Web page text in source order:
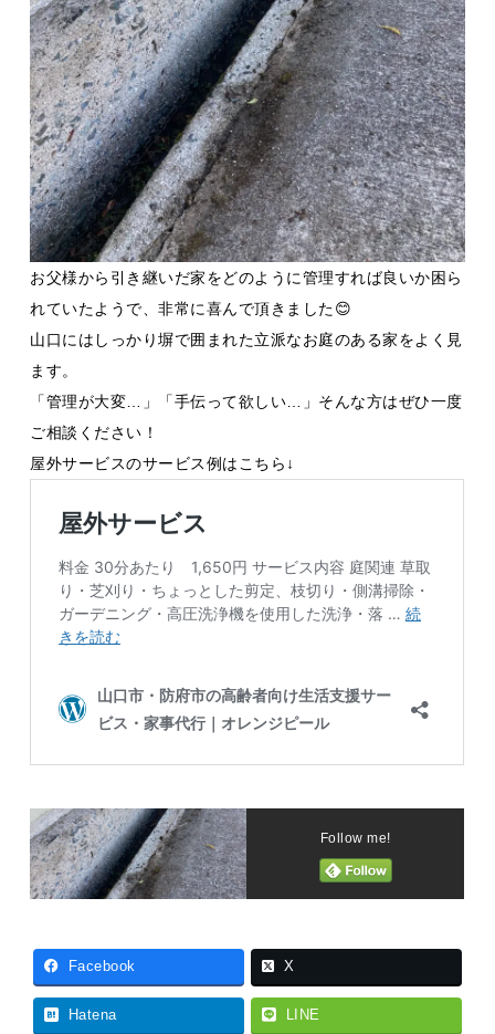
お父様から引き継いだ家をどのように管理すれば良いか困ら
れていたようで、非常に喜んで頂きました😊
山口にはしっかり塀で囲まれた立派なお庭のある家をよく見
ます。
「管理が大変…」「手伝って欲しい…」そんな方はぜひ一度
ご相談ください！
屋外サービスのサービス例はこちら↓
Follow me!
Facebook X
Hatena LINE